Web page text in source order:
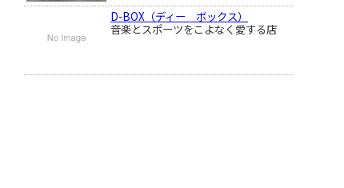
D-BOX（ディー ボックス）
音楽とスポーツをこよなく愛する店